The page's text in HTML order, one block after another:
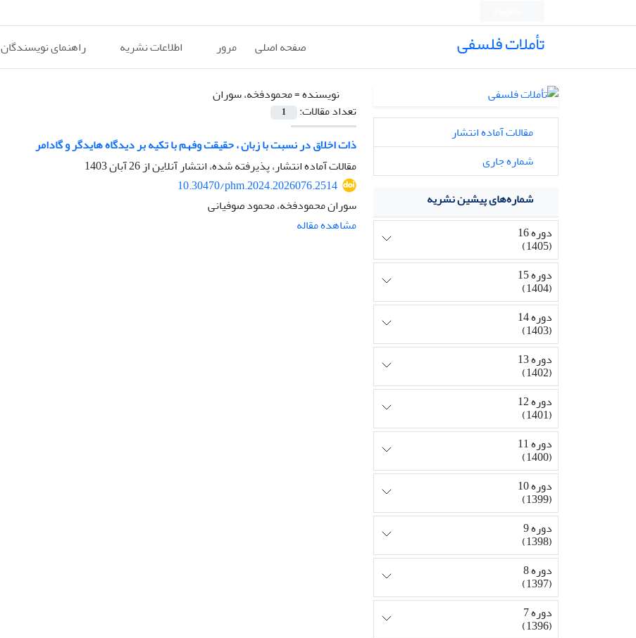
تأملات فلسفی صفحه اصلی مرور اطلاعات نشریه راهنمای نویسندگان
نویسنده =محمودفخه، سوران
تعداد مقالات:
1
ذات اخلاق در نسبت با زبان ، حقیقت وفهم با تکیه بر دیدگاه هایدگر و گادامر
مقالات آماده انتشار، پذیرفته شده، انتشار آنلاین از26 آبان 1403
10.30470/phm.2024.2026076.2514
سوران محمودفخه، محمود صوفیانی
مشاهده مقاله
مقالات آماده انتشار
شماره جاری
شماره‌های پیشین نشریه
دوره 16
(1405)
دوره 15
(1404)
دوره 14
(1403)
دوره 13
(1402)
دوره 12
(1401)
دوره 11
(1400)
دوره 10
(1399)
دوره 9
(1398)
دوره 8
(1397)
دوره 7
(1396)